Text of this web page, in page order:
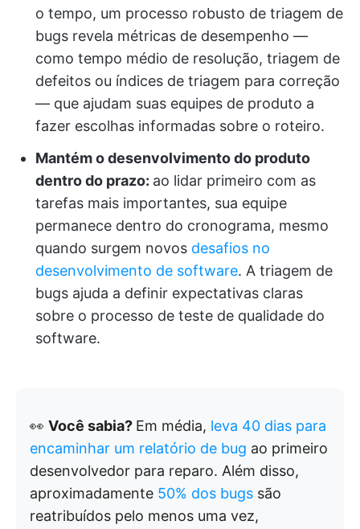
o tempo, um processo robusto de triagem de
bugs revela métricas de desempenho —
como tempo médio de resolução, triagem de
defeitos ou índices de triagem para correção
— que ajudam suas equipes de produto a
fazer escolhas informadas sobre o roteiro.
Mantém o desenvolvimento do produto
dentro do prazo: ao lidar primeiro com as
tarefas mais importantes, sua equipe
permanece dentro do cronograma, mesmo
quando surgem novos desafios no
desenvolvimento de software. A triagem de
bugs ajuda a definir expectativas claras
sobre o processo de teste de qualidade do
software.
👀 Você sabia? Em média, leva 40 dias para
encaminhar um relatório de bug ao primeiro
desenvolvedor para reparo. Além disso,
aproximadamente 50% dos bugs são
reatribuídos pelo menos uma vez,